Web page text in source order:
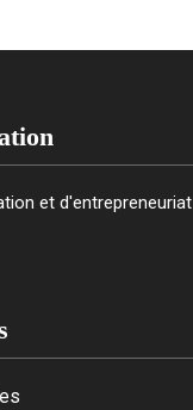
et d'entrepreneuriat